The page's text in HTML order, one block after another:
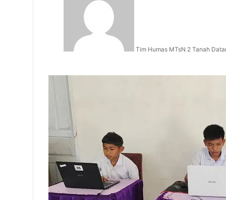
Tim Humas MTsN 2 Tanah